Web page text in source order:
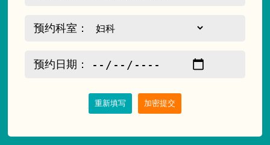
预约科室：
预约日期：
重新填写 加密提交